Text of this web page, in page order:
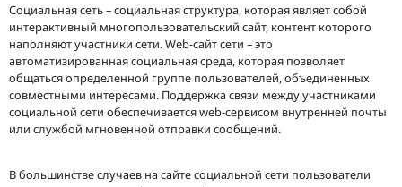
Социальная сеть – социальная структура, которая являет собой
интерактивный многопользовательский сайт, контент которого
наполняют участники сети. Web-сайт сети – это
автоматизированная социальная среда, которая позволяет
общаться определенной группе пользователей, объединенных
совместными интересами. Поддержка связи между участниками
социальной сети обеспечивается web-сервисом внутренней почты
или службой мгновенной отправки сообщений.
В большинстве случаев на сайте социальной сети пользователи